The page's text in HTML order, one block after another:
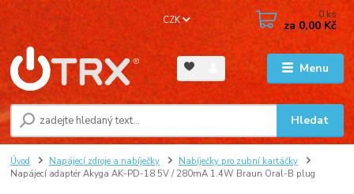
Menu
CZK
Hledat
0ks
za0,00 Kč
Úvod Napájecí zdroje a nabíječky
Nabíječky pro zubní kartáčky
Napájecí adaptér Akyga AK-PD-18 5V / 280mA 1.4W Braun Oral-B plug